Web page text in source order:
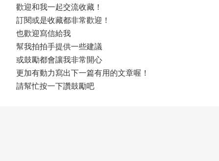
歡迎和我一起交流收藏！
訂閱或是收藏都非常歡迎！
也歡迎寫信給我
幫我拍拍手提供一些建議
或鼓勵都會讓我非常開心
更加有動力寫出下一篇有用的文章喔！
請幫忙按一下讚鼓勵吧